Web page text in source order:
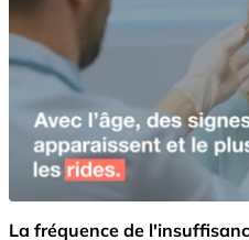
La fréquence de